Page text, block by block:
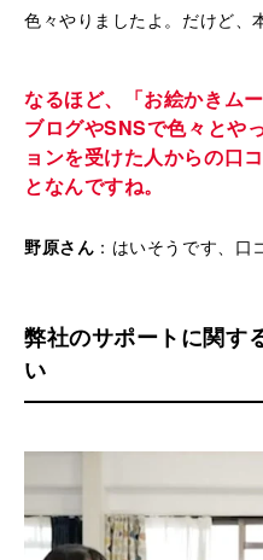
色々やりましたよ。だけど、
なるほど、「お絵かきム
ブログやSNSで色々とや
ョンを受けた人からの口
となんですね。
野原さん ：はいそうです、口
弊社のサポートに関す
い